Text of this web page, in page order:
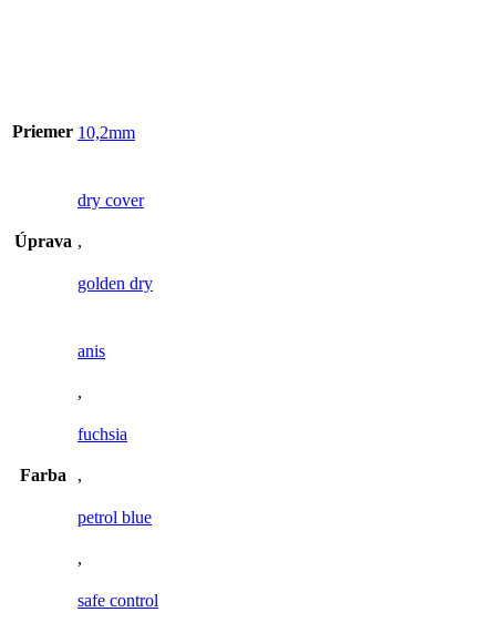
Priemer 10,2mm
Úprava
dry cover
,
golden dry
Farba
anis
,
fuchsia
,
petrol blue
,
safe control